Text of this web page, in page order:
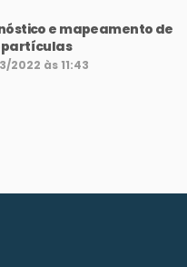
e mapeamento de
2022 às 11:43